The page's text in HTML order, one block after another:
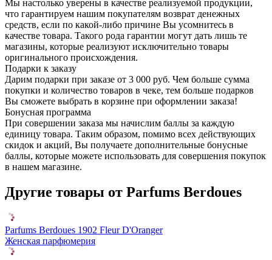
Мы настолько уверены в качестве реализуемой продукции,
что гарантируем нашим покупателям возврат денежных
средств, если по какой-либо причине Вы усомнитесь в
качестве товара. Такого рода гарантии могут дать лишь те
магазины, которые реализуют исключительно товары
оригинального происхождения.
Подарки к заказу
Дарим подарки при заказе от 3 000 руб. Чем больше сумма
покупки и количество товаров в чеке, тем больше подарков
Вы сможете выбрать в корзине при оформлении заказа!
Бонусная программа
При совершении заказа мы начислим баллы за каждую
единицу товара. Таким образом, помимо всех действующих
скидок и акций, Вы получаете дополнительные бонусные
баллы, которые можете использовать для совершения покупок
в нашем магазине.
Другие товары от Parfums Berdoues
Parfums Berdoues 1902 Fleur D'Oranger
Женская парфюмерия